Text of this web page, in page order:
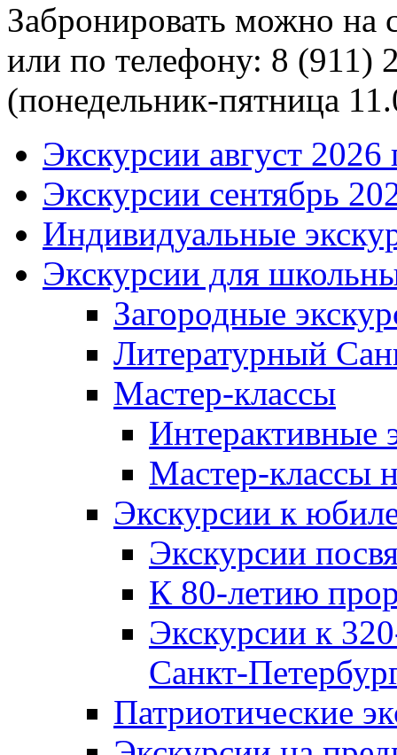
Забронировать можно на
или по телефону: 8 (911)
(понедельник-пятница
Экскурсии август 2026
Экскурсии сентябрь
Индивидуальные
Экскурсии для
Загородные
Литературный
Мастер-классы
Интерактивные
Мастер-классы
Экскурсии к
Экскурсии
К 80-летию
Экскурсии к
Патриотические